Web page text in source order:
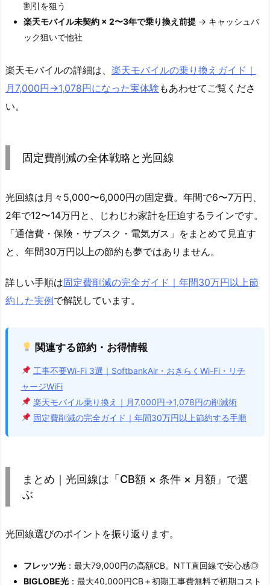
割引を狙う
楽天モバイル未契約 × 2〜3年で乗り換え前提 → キャッシュバ
ック狙いで他社
楽天モバイルの詳細は、 楽天モバイルの乗り換えガイド｜
月7,000円→1,078円になった実体験 もあわせてご覧くださ
い。
固定費削減の全体戦略と光回線
光回線は月々5,000〜6,000円の固定費。年間で6〜7万円、
2年で12〜14万円と、じわじわ家計を圧迫するラインです。
「通信費・保険・サブスク・電気ガス」をまとめて見直す
と、年間30万円以上の節約も夢ではありません。
詳しい手順は固定費削減の完全ガイド｜年間30万円以上節
約した実例で解説しています。
関連する節約・お得情報
工事不要Wi-Fi 3選｜SoftbankAir・おきらくWi-Fi・リチ
ャージWiFi
楽天モバイル乗り換え｜月7,000円→1,078円の削減術
固定費削減の完全ガイド｜年間30万円以上節約する手順
まとめ｜光回線は「CB額 × 条件 × 月額」で選
ぶ
光回線選びのポイントを振り返ります。
フレッツ光 ：最大79,000円の高額CB。NTT直回線で安心感◎
BIGLOBE光 ：最大40,000円CB＋初期工事費無料で初期コスト